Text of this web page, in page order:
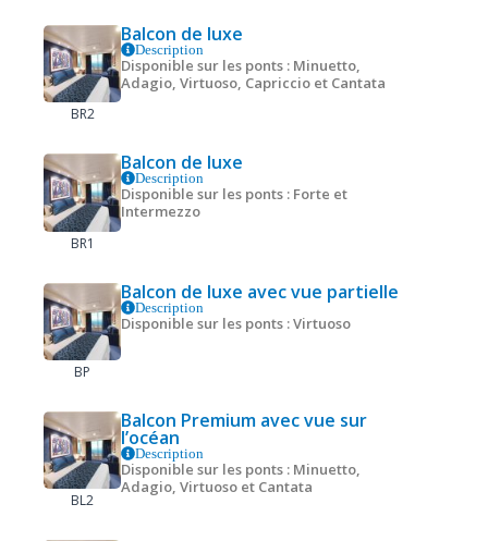
BR2
Balcon de luxe
Description
Disponible sur les ponts : Minuetto,
Adagio, Virtuoso, Capriccio et Cantata
BR1
Balcon de luxe
Description
Disponible sur les ponts : Forte et
Intermezzo
BP
Balcon de luxe avec vue partielle
Description
Disponible sur les ponts : Virtuoso
BL2
Balcon Premium avec vue sur
l’océan
Description
Disponible sur les ponts : Minuetto,
Adagio, Virtuoso et Cantata